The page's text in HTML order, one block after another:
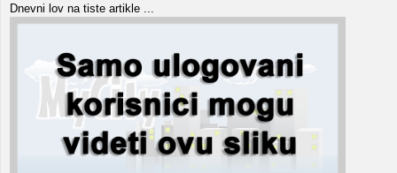
Dnevni lov na tiste artikle ...